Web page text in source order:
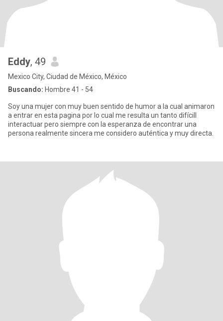
Eddy, 49
Mexico City, Ciudad de México, México
Buscando: Hombre 41 - 54
Soy una mujer con muy buen sentido de humor a la cual animaron
a entrar en esta pagina por lo cual me resulta un tanto difícill
interactuar pero siempre con la esperanza de encontrar una
persona realmente sincera me considero auténtica y muy directa.